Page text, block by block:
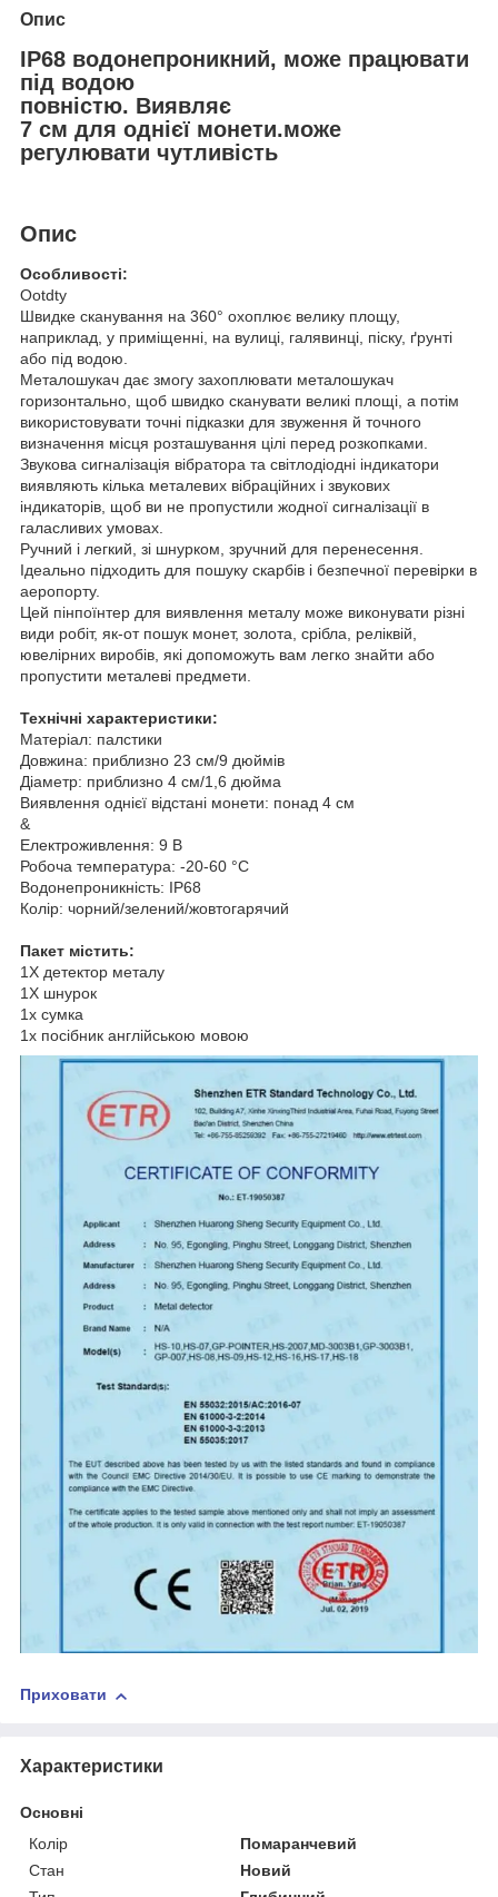
Опис
IP68 водонепроникний, може працювати
під водою
повністю. Виявляє
7 см для однієї монети.може
регулювати чутливість
Опис
Особливості:
Ootdty
Швидке сканування на 360° охоплює велику площу,
наприклад, у приміщенні, на вулиці, галявинці, піску, ґрунті
або під водою.
Металошукач дає змогу захоплювати металошукач
горизонтально, щоб швидко сканувати великі площі, а потім
використовувати точні підказки для звуження й точного
визначення місця розташування цілі перед розкопками.
Звукова сигналізація вібратора та світлодіодні індикатори
виявляють кілька металевих вібраційних і звукових
індикаторів, щоб ви не пропустили жодної сигналізації в
галасливих умовах.
Ручний і легкий, зі шнурком, зручний для перенесення.
Ідеально підходить для пошуку скарбів і безпечної перевірки в
аеропорту.
Цей пінпоїнтер для виявлення металу може виконувати різні
види робіт, як-от пошук монет, золота, срібла, реліквій,
ювелірних виробів, які допоможуть вам легко знайти або
пропустити металеві предмети.
Технічні характеристики:
Матеріал: палстики
Довжина: приблизно 23 см/9 дюймів
Діаметр: приблизно 4 см/1,6 дюйма
Виявлення однієї відстані монети: понад 4 см
&
Електроживлення: 9 В
Робоча температура: -20-60 °C
Водонепроникність: IP68
Колір: чорний/зелений/жовтогарячий
Пакет містить:
1X детектор металу
1X шнурок
1x сумка
1x посібник англійською мовою
Приховати
Характеристики
Основні
Колір
Помаранчевий
Стан
Новий